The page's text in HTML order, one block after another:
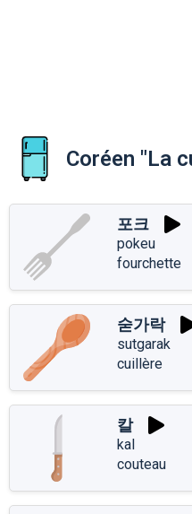
Coréen "La
포크
pokeu
fourchette
숟가락
sutgarak
cuillère
칼
kal
couteau